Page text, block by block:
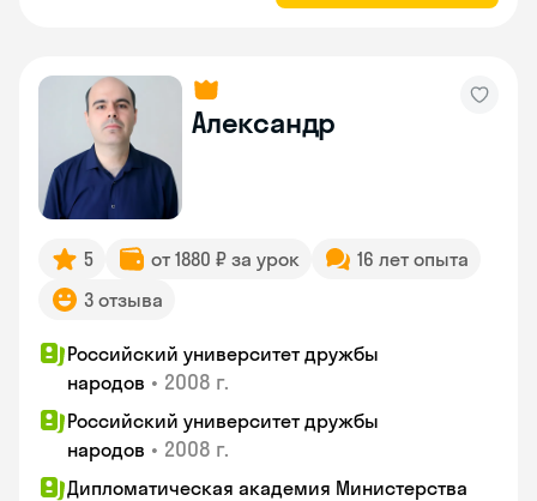
Александр
5 от 1880 ₽ за урок
16 лет опыта
3 отзыва
Российский университет дружбы
народов • 2008 г.
Российский университет дружбы
народов • 2008 г.
Дипломатическая академия Министерства